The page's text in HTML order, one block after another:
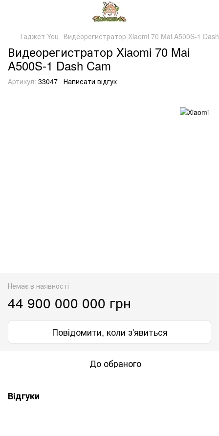
Гаджет You Видеорегистратор Xiaomi 70 Mai A500S-1
Видеорегистратор Xiaomi 70 Mai
A500S-1 Dash Cam
Артикул: 33047 Написати відгук
Немає в наявності
44 900 000 000 грн
Повідомити, коли з'явиться
До обраного
Відгуки